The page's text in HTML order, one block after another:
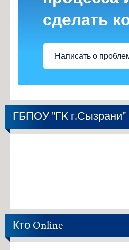
сделать
Написать о
ГБПОУ "ГК г.Сызрани"
Кто Online